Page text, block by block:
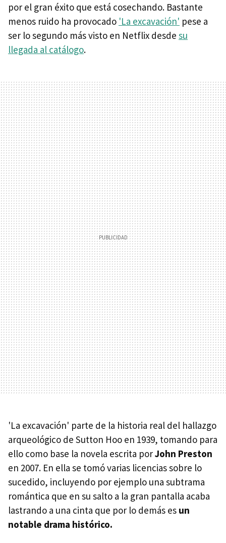
por el gran éxito que está cosechando. Bastante
menos ruido ha provocado 'La excavación' pese a
ser lo segundo más visto en Netflix desde su
llegada al catálogo.
'La excavación' parte de la historia real del hallazgo
arqueológico de Sutton Hoo en 1939, tomando para
ello como base la novela escrita porJohn Preston
en 2007. En ella se tomó varias licencias sobre lo
sucedido, incluyendo por ejemplo una subtrama
romántica que en su salto a la gran pantalla acaba
lastrando a una cinta que por lo demás es un
notable drama histórico.